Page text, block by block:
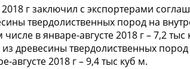
г заключил с экспортерами
твердолиственных пород на
в январе-августе 2018 г – 7,2
древесины твердолиственных
2018 г – 9,4 тыс куб м.